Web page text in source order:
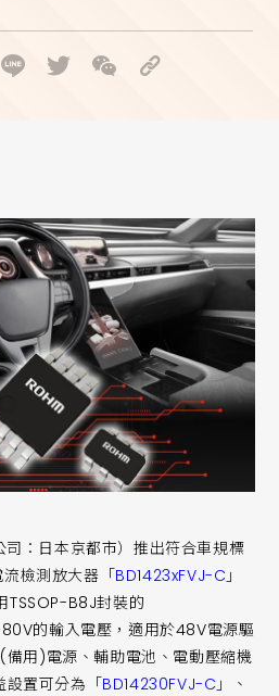
：日本京都市）推出符合車規標
檢測放大器「BD1423xFVJ-C 」
TSSOP-B8J封裝的
的輸入電壓，適用於48V電源驅
用)電源、輔助電池、電動壓縮機
設置可分為「BD14230FVJ-C 」、